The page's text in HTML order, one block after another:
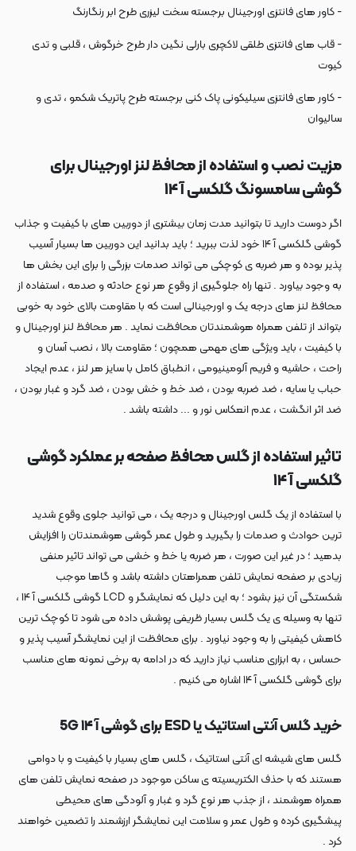
- کاور های فانتزی اورجینال برجسته سخت لیزری طرح ابر رنگارنگ
- قاب های فانتزی طلقی لاکچری بارلی نگین دار طرح خرگوش ، قلبی و تدی
کیوت
- کاور های فانتزی سیلیکونی پاک کنی برجسته طرح پاتریک شکمو ، تدی و
سالیوان
مزیت نصب و استفاده از محافظ لنز اورجینال برای
گوشی سامسونگ گلکسی آ ۱۴
اگر دوست دارید تا بتوانید مدت زمان بیشتری از دوربین های با کیفیت و جذاب
گوشی گلکسی آ ۱۴ خود لذت ببرید ؛ باید بدانید این دوربین ها بسیار آسیب
پذیر بوده و هر ضربه ی کوچکی می تواند صدمات بزرگی را برای این بخش ها
به وجود بیاورد . تنها راه جلوگیری از وقوع هر نوع حادثه و صدمه ، استفاده از
محافظ لنز های درجه یک و اورجینالی است که با مقاومت بالای خود به خوبی
بتواند از تلفن همراه هوشمندتان محافظت نماید . هر محافظ لنز اورجینال و
با کیفیت ، باید ویژگی های مهمی همچون ؛ مقاومت بالا ، نصب آسان و
راحت ، حاشیه و فریم آلومینیومی ، انطباق کامل با سایز هر لنز ، عدم ایجاد
حباب یا سایه ، ضد ضربه بودن ، ضد خط و خش بودن ، ضد گرد و غبار بودن ،
ضد اثر انگشت ، عدم انعکاس نور و ... داشته باشد .
تاثیر استفاده از گلس محافظ صفحه بر عملکرد گوشی
گلکسی آ ۱۴
با استفاده از یک گلس اورجینال و درجه یک ، می توانید جلوی وقوع شدید
ترین حوادث و صدمات را بگیرید و طول عمر گوشی هوشمندتان را افزایش
بدهید ؛ در غیر این صورت ، هر ضربه یا خط و خشی می تواند تاثیر منفی
زیادی بر صفحه نمایش تلفن همراهتان داشته باشد و گاها موجب
شکستگی آن نیز بشود ؛ به این دلیل که نمایشگر و LCD گوشی گلکسی آ ۱۴ ،
تنها به وسیله ی یک گلس بسیار ظریفی پوشش داده می شود تا کوچک ترین
کاهش کیفیتی را به وجود نیاورد . برای محافظت از این نمایشگر آسیب پذیر و
حساس ، به ابزاری مناسب نیاز دارید که در ادامه به برخی نمونه های مناسب
برای گوشی گلکسی آ ۱۴ اشاره می کنیم .
خرید گلس آنتی استاتیک یا ESD برای گوشی آ ۱۴ 5G
گلس های شیشه ای آنتی استاتیک ، گلس های بسیار با کیفیت و با دوامی
هستند که با حذف الکتریسیته ی ساکن موجود در صفحه نمایش تلفن های
همراه هوشمند ، از جذب هر نوع گرد و غبار و آلودگی های محیطی
پیشگیری کرده و طول عمر و سلامت این نمایشگر ارزشمند را تضمین خواهند
کرد .